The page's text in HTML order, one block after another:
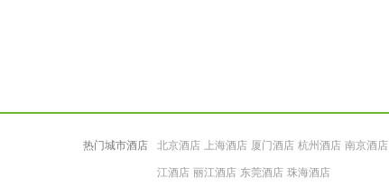
热门城市酒店 北京酒店 上海酒店 厦门酒店 杭州酒店 南京酒店
江酒店 丽江酒店 东莞酒店 珠海酒店